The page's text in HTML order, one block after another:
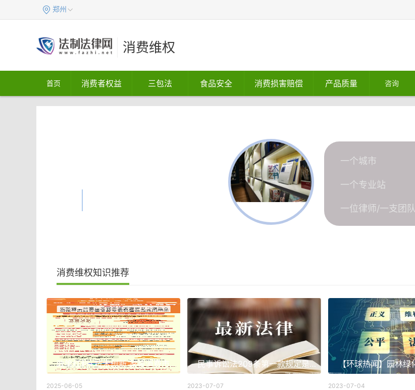
郑州
消费维权
首页 消费者权益 三包法 食品安全 消费损害赔偿 产品质量 咨询
一个城市
一个专业站
一位律师/一支团队
消费维权知识推荐
政策红利+技术创新 家装消费市场“焕新”成效显著
2025-06-05
民事诉讼法209条第一款规定是什么？起诉条件和诉讼要件一样吗？ 当前头条
2023-07-07 2023-07-04